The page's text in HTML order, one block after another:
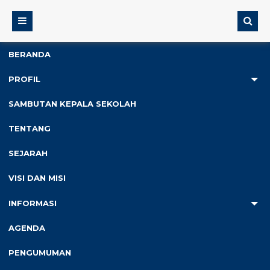
BERANDA
PROFIL
SAMBUTAN KEPALA SEKOLAH
TENTANG
SEJARAH
VISI DAN MISI
INFORMASI
AGENDA
PENGUMUMAN
pengumuman